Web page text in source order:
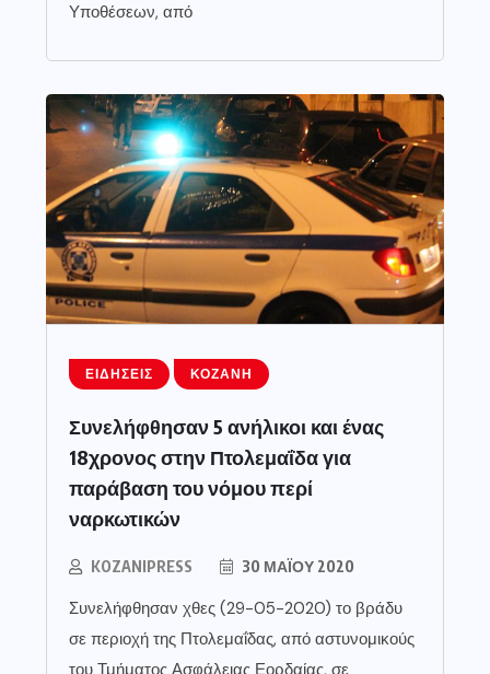
Υποθέσεων, από
ΕΙΔΉΣΕΙΣ ΚΟΖΆΝΗ
Συνελήφθησαν 5 ανήλικοι και ένας
18χρονος στην Πτολεμαΐδα για
παράβαση του νόμου περί
ναρκωτικών
KOZANIPRESS 30 ΜΑΪ́ΟΥ 2020
Συνελήφθησαν χθες (29-05-2020) το βράδυ
σε περιοχή της Πτολεμαΐδας, από αστυνομικούς